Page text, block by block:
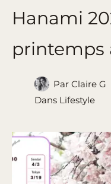
Hanami
printemps
Par Claire G
Dans Lifestyle